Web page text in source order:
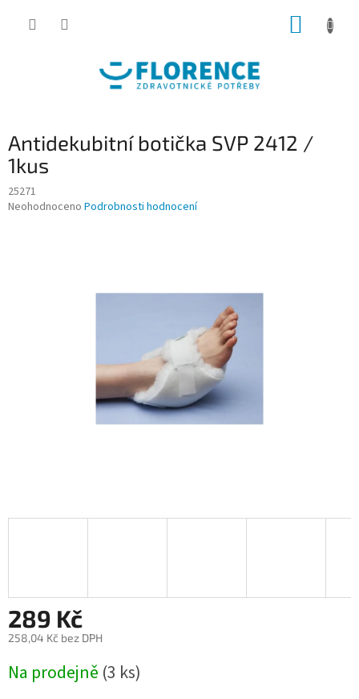
Antidekubitní botička SVP 2412 /
1kus
25271
Průměrné
Neohodnoceno Podrobnosti hodnocení
289 Kč
258,04 Kč bez DPH
cena:
Na prodejně (3 ks)